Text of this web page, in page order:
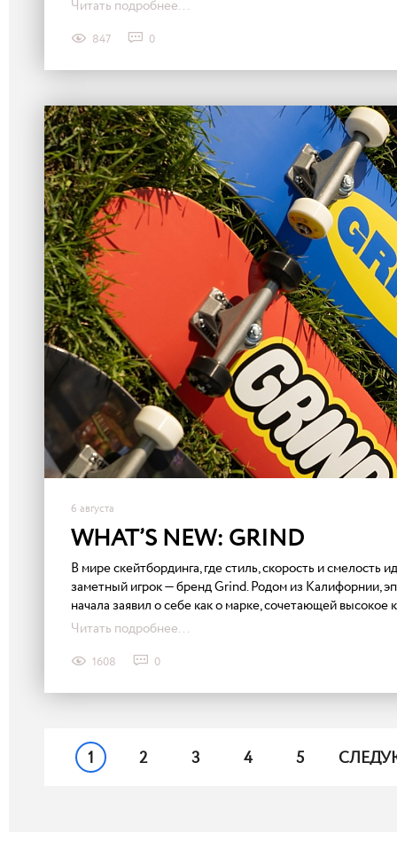
Читать подробнее...
847 0
6 августа
WHAT’S NEW: GRIND
В мире скейтбординга, где стиль, скорость и смелость
заметный игрок — бренд Grind. Родом из Калифорнии,
начала заявил о себе как о марке, сочетающей высокое
Читать подробнее...
1608 0
1 2 3 4 5